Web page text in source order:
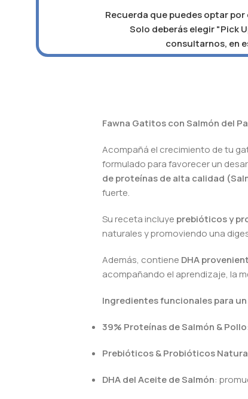
Recuerda que puedes optar
Solo deberás elegir "Pick
consultarnos, en
Fawna Gatitos con Salmón del
Acompañá el crecimiento de tu
formulado para favorecer un
de proteínas de alta calidad
fuerte.
Su receta incluye prebióticos y
naturales y promoviendo una
Además, contiene DHA
acompañando el aprendizaje, la
Ingredientes funcionales para
39% Proteínas de Salmón & Pollo
Prebióticos & Probióticos
DHA del Aceite de Salmón: